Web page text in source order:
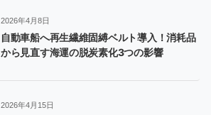
2026年4月8日
自動車船へ再生繊維固縛ベルト導入！消耗品
から見直す海運の脱炭素化3つの影響
2026年4月15日